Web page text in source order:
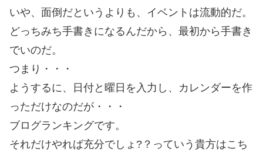
いや、面倒だというよりも、イベントは流動的だ。
どっちみち手書きになるんだから、最初から手書き
でいのだ。
つまり・・・
ようするに、日付と曜日を入力し、カレンダーを作
っただけなのだが・・・
ブログランキングです。
それだけやれば充分でしょ?？っていう貴方はこち